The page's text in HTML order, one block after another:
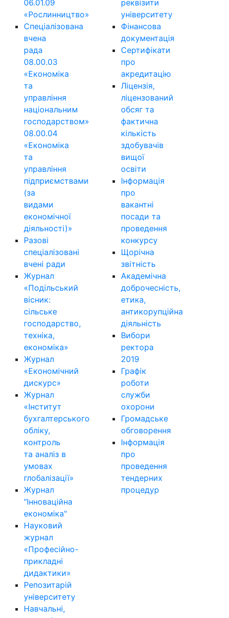
06.01.09
«Рослинництво»
Спеціалізована
вчена
рада
08.00.03
«Економіка
та
управління
національним
господарством»
08.00.04
«Економіка
та
управління
підприємствами
(за
видами
економічної
діяльності)»
Разові
спеціалізовані
вчені ради
Журнал
«Подільський
вісник:
сільське
господарство,
техніка,
економіка»
Журнал
«Економічний
дискурс»
Журнал
«Інститут
бухгалтерського
обліку,
контроль
та аналіз в
умовах
глобалізації»
Журнал
"Інноваційна
економіка"
Науковий
журнал
«Професійно-
прикладні
дидактики»
Репозитарій
університету
Навчальні,
реквізити
університету
Фінансова
документація
Сертифікати
про
акредитацію
Ліцензія,
ліцензований
обсяг та
фактична
кількість
здобувачів
вищої
освіти
Інформація
про
вакантні
посади та
проведення
конкурсу
Щорічна
звітність
Академічна
доброчесність,
етика,
антикорупційна
діяльність
Вибори
ректора
2019
Графік
роботи
служби
охорони
Громадське
обговорення
Інформація
про
проведення
тендерних
процедур